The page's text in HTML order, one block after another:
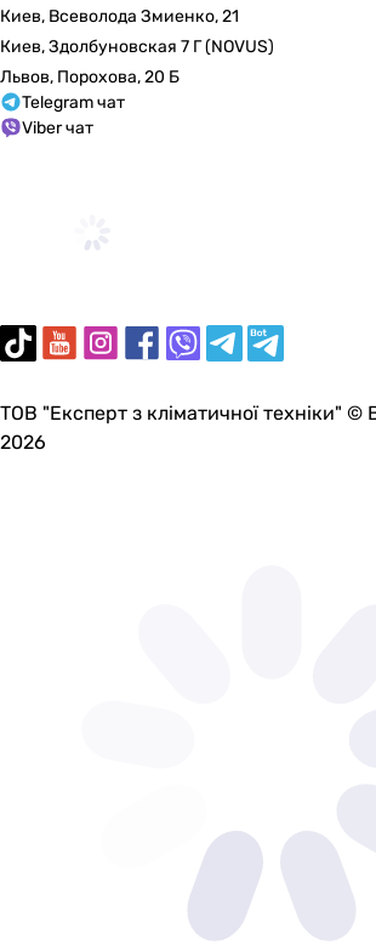
-
Глубина инсталляции в упаковке
-
-
-
150 мм
-
-
-
Киев, Всеволода Змиенко, 21
Киев, Здолбуновская 7 Г (NOVUS)
Львов, Порохова, 20 Б
Telegram чат
Viber чат
ТОВ "Експерт з кліматичної техніки"
2026